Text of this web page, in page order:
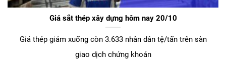
Giá sắt thép xây dựng hôm nay 20/10
Giá thép giảm xuống còn 3.633 nhân dân tệ/tấn trên sàn
giao dịch chứng khoán